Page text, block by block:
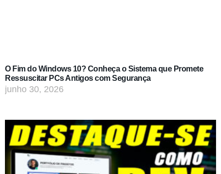
O Fim do Windows 10? Conheça o Sistema que Promete
Ressuscitar PCs Antigos com Segurança
junho 30, 2026